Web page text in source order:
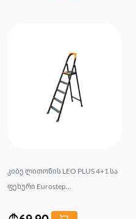
კიბე ლითონის LEO PLUS 4+1 სა
ფეხური Eurostep...